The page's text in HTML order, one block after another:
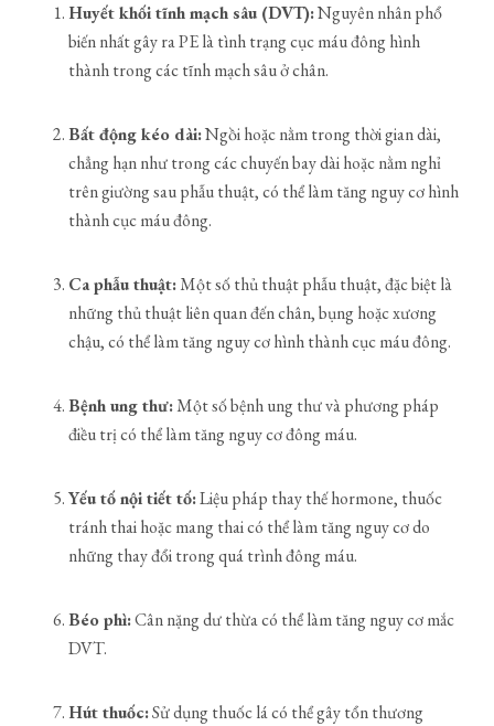
Huyết khối tĩnh mạch sâu (DVT):Nguyên nhân phổ
biến nhất gây ra PE là tình trạng cục máu đông hình
thành trong các tĩnh mạch sâu ở chân.
Bất động kéo dài:Ngồi hoặc nằm trong thời gian dài,
chẳng hạn như trong các chuyến bay dài hoặc nằm nghỉ
trên giường sau phẫu thuật, có thể làm tăng nguy cơ hình
thành cục máu đông.
Ca phẫu thuật:Một số thủ thuật phẫu thuật, đặc biệt là
những thủ thuật liên quan đến chân, bụng hoặc xương
chậu, có thể làm tăng nguy cơ hình thành cục máu đông.
Bệnh ung thư:Một số bệnh ung thư và phương pháp
điều trị có thể làm tăng nguy cơ đông máu.
Yếu tố nội tiết tố:Liệu pháp thay thế hormone, thuốc
tránh thai hoặc mang thai có thể làm tăng nguy cơ do
những thay đổi trong quá trình đông máu.
Béo phì:Cân nặng dư thừa có thể làm tăng nguy cơ mắc
DVT.
Hút thuốc:Sử dụng thuốc lá có thể gây tổn thương